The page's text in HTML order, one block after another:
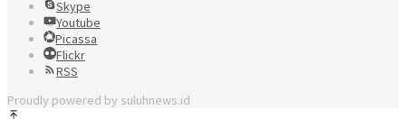
Skype
Youtube
Picassa
Flickr
RSS
Proudly powered by suluhnews.id